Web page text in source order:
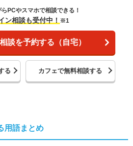
PCやスマホで相談できる！
ン相談も受付中！ ※1
談を予約する（自宅）
る カフェで無料相談する
用語まとめ